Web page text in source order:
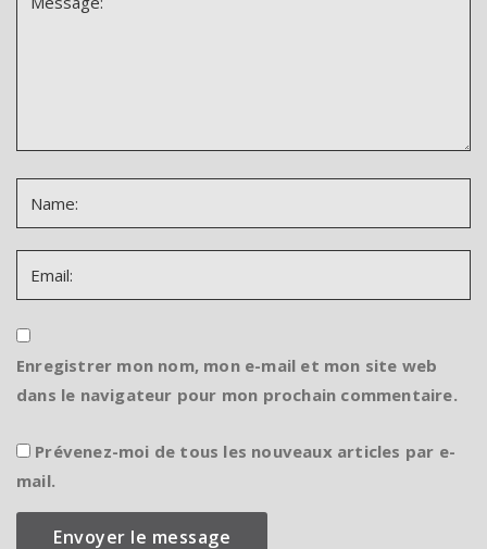
Enregistrer mon nom, mon e-mail et mon site web
dans le navigateur pour mon prochain commentaire.
Prévenez-moi de tous les nouveaux articles par e-
mail.